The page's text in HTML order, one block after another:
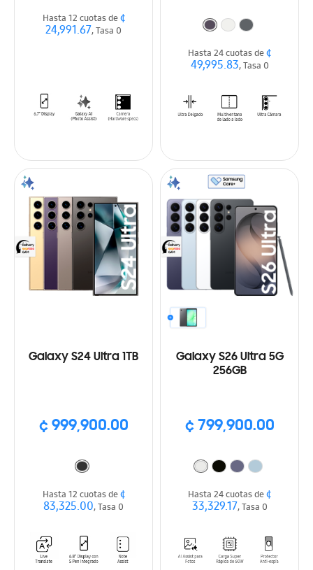
Hasta 12 cuotas de¢
24,991.67, Tasa 0
Hasta 24 cuotas de¢
49,995.83, Tasa 0
Galaxy S24 Ultra 1TB
¢ 999,900.00
Hasta 12 cuotas de¢
83,325.00, Tasa 0
Galaxy S26 Ultra 5G
256GB
¢ 799,900.00
Hasta 24 cuotas de¢
33,329.17, Tasa 0